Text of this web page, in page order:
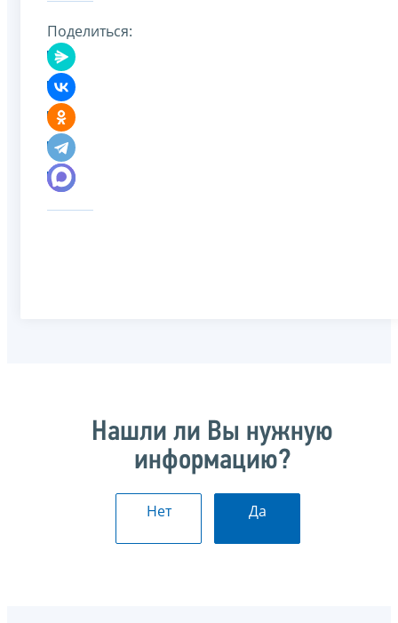
Поделиться:
Нашли ли Вы нужную
информацию?
Нет Да